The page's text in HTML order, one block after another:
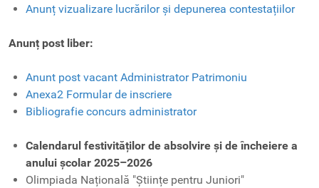
Anunț vizualizare lucrărilor și depunerea contestațiilor
Anunț post liber:
Anunt post vacant Administrator Patrimoniu
Anexa2 Formular de inscriere
Bibliografie concurs administrator
Calendarul festivităților de absolvire și de încheiere a
anului școlar 2025–2026
Olimpiada Națională "Științe pentru Juniori"